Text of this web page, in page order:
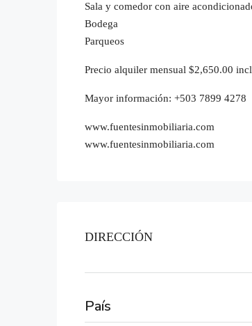
Sala y comedor con aire
Bodega
Parqueos
Precio alquiler mensual $2,650.00
Mayor información: +503 7899 4278
www.fuentesinmobiliaria.com
www.fuentesinmobiliaria.com
DIRECCIÓN
País